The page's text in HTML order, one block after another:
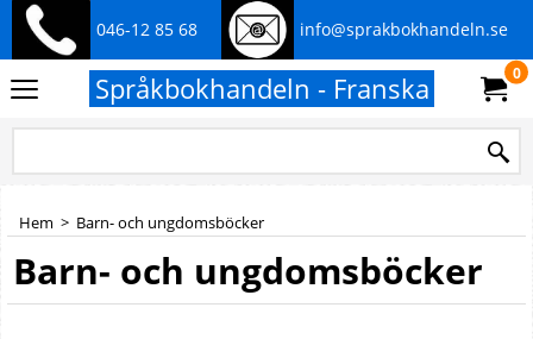
046-12 85 68 info@sprakbokhandeln.se
Språkbokhandeln - Franska 0
Hem > Barn- och ungdomsböcker
Barn- och ungdomsböcker